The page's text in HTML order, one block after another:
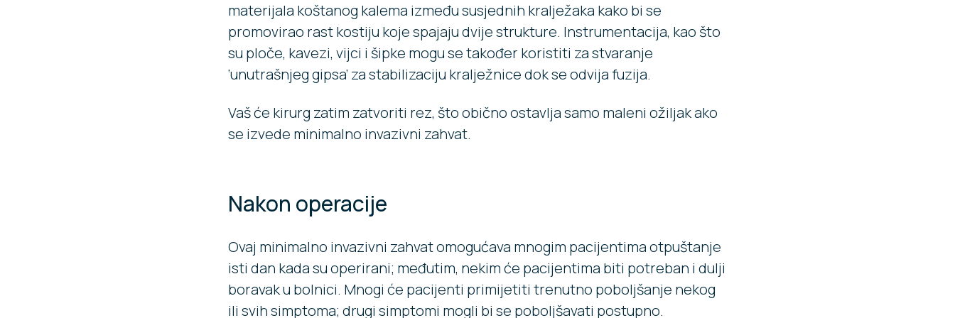
materijala koštanog kalema između susjednih kralježaka kako bi se
promovirao rast kostiju koje spajaju dvije strukture. Instrumentacija, kao što
su ploče, kavezi, vijci i šipke mogu se također koristiti za stvaranje
‘unutrašnjeg gipsa’ za stabilizaciju kralježnice dok se odvija fuzija.
Vaš će kirurg zatim zatvoriti rez, što obično ostavlja samo maleni ožiljak ako
se izvede minimalno invazivni zahvat.
Nakon operacije
Ovaj minimalno invazivni zahvat omogućava mnogim pacijentima otpuštanje
isti dan kada su operirani; međutim, nekim će pacijentima biti potreban i dulji
boravak u bolnici. Mnogi će pacijenti primijetiti trenutno poboljšanje nekog
ili svih simptoma; drugi simptomi mogli bi se poboljšavati postupno.